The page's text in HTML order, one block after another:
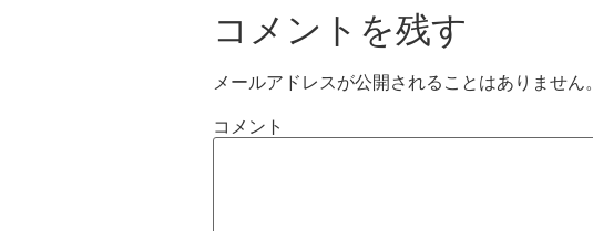
コメントを残す
メールアドレスが公開されることはありません。
コメント